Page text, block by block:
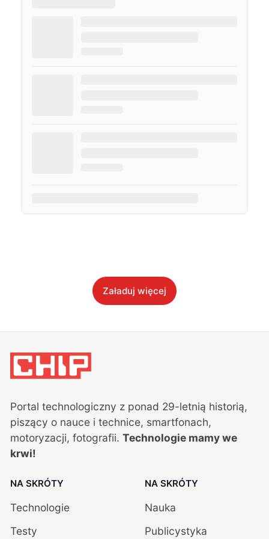
Załaduj więcej
Portal technologiczny z ponad 29-letnią historią,
piszący o nauce i technice, smartfonach,
motoryzacji, fotografii. Technologie mamy we
krwi!
NA SKRÓTY
Technologie
Testy
NA SKRÓTY
Nauka
Publicystyka